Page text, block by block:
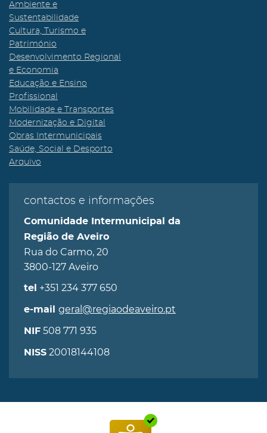
Ambiente e
Sustentabilidade
Cultura, Turismo e
Património
Desenvolvimento Regional
e Economia
Educação e Ensino
Profissional
Mobilidade e Transportes
Modernização e Digital
Obras Intermunicipais
Saúde, Social e Desporto
Arquivo
contactos e informações
Comunidade Intermunicipal da
Região de Aveiro
Rua do Carmo, 20
3800-127 Aveiro
tel +351 234 377 650
e-mail geral@regiaodeaveiro.pt
NIF 508 771 935
NISS 20018144108